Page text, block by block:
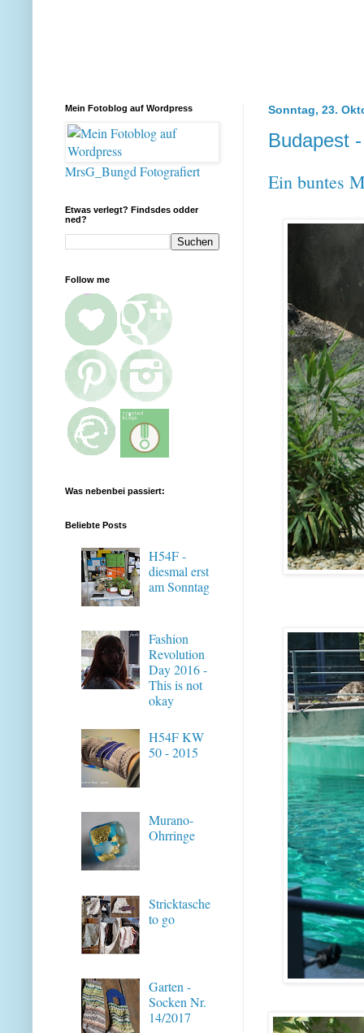
Sonntag, 23.
Budapest
Ein buntes
Mein Fotoblog auf Wordpress
MrsG_Bungd Fotografiert
Etwas verlegt? Findsdes odder
ned?
Follow me
Was nebenbei passiert:
Beliebte Posts
H54F -
diesmal erst
am Sonntag
Fashion
Revolution
Day 2016 -
This is not
okay
H54F KW
50 - 2015
Murano-
Ohrringe
Stricktasche
to go
Garten -
Socken Nr.
14/2017